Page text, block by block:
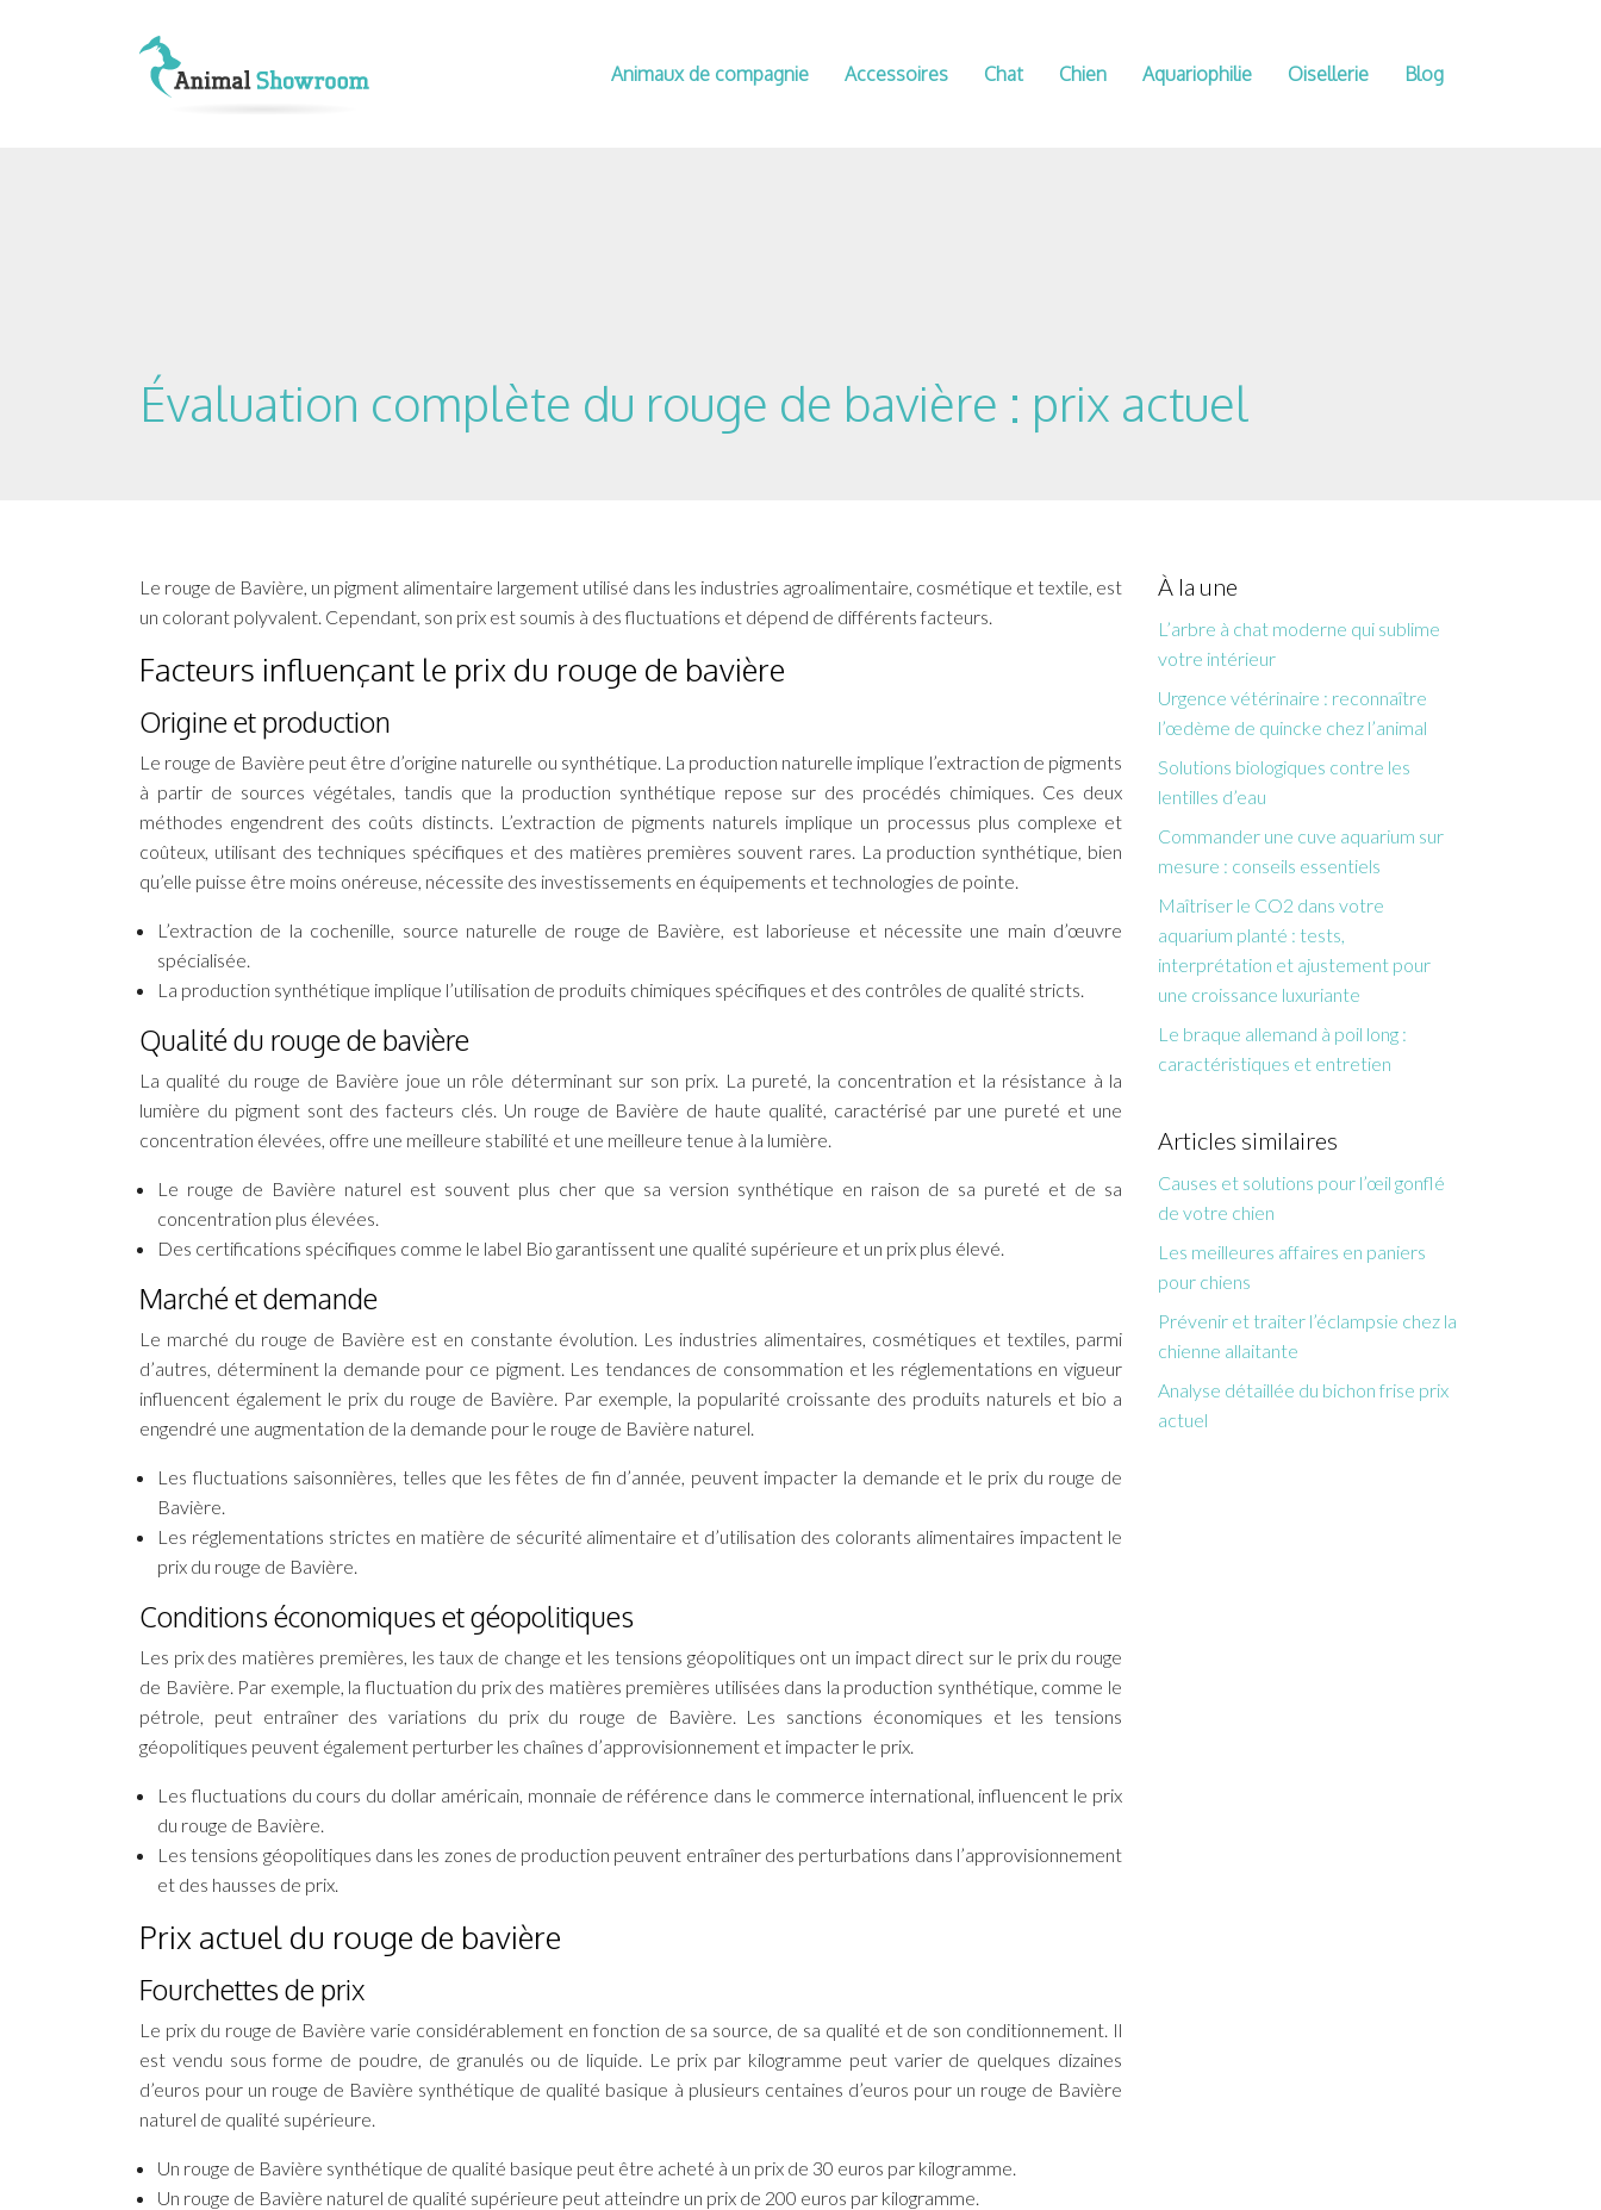
Animaux de compagnie Accessoires Chat Chien Aquariophilie Oisellerie Blog
Évaluation complète du rouge de bavière : prix actuel
Le rouge de Bavière, un pigment alimentaire largement utilisé dans les industries agroalimentaire, cosmétique et textile, est
un colorant polyvalent. Cependant, son prix est soumis à des fluctuations et dépend de différents facteurs.
Facteurs influençant le prix du rouge de bavière
Origine et production
Le rouge de Bavière peut être d’origine naturelle ou synthétique. La production naturelle implique l’extraction de pigments
à partir de sources végétales, tandis que la production synthétique repose sur des procédés chimiques. Ces deux
méthodes engendrent des coûts distincts. L’extraction de pigments naturels implique un processus plus complexe et
coûteux, utilisant des techniques spécifiques et des matières premières souvent rares. La production synthétique, bien
qu’elle puisse être moins onéreuse, nécessite des investissements en équipements et technologies de pointe.
L’extraction de la cochenille, source naturelle de rouge de Bavière, est laborieuse et nécessite une main d’œuvre
spécialisée.
La production synthétique implique l’utilisation de produits chimiques spécifiques et des contrôles de qualité stricts.
Qualité du rouge de bavière
La qualité du rouge de Bavière joue un rôle déterminant sur son prix. La pureté, la concentration et la résistance à la
lumière du pigment sont des facteurs clés. Un rouge de Bavière de haute qualité, caractérisé par une pureté et une
concentration élevées, offre une meilleure stabilité et une meilleure tenue à la lumière.
Le rouge de Bavière naturel est souvent plus cher que sa version synthétique en raison de sa pureté et de sa
concentration plus élevées.
Des certifications spécifiques comme le label Bio garantissent une qualité supérieure et un prix plus élevé.
Marché et demande
Le marché du rouge de Bavière est en constante évolution. Les industries alimentaires, cosmétiques et textiles, parmi
d’autres, déterminent la demande pour ce pigment. Les tendances de consommation et les réglementations en vigueur
influencent également le prix du rouge de Bavière. Par exemple, la popularité croissante des produits naturels et bio a
engendré une augmentation de la demande pour le rouge de Bavière naturel.
Les fluctuations saisonnières, telles que les fêtes de fin d’année, peuvent impacter la demande et le prix du rouge de
Bavière.
Les réglementations strictes en matière de sécurité alimentaire et d’utilisation des colorants alimentaires impactent le
prix du rouge de Bavière.
Conditions économiques et géopolitiques
Les prix des matières premières, les taux de change et les tensions géopolitiques ont un impact direct sur le prix du rouge
de Bavière. Par exemple, la fluctuation du prix des matières premières utilisées dans la production synthétique, comme le
pétrole, peut entraîner des variations du prix du rouge de Bavière. Les sanctions économiques et les tensions
géopolitiques peuvent également perturber les chaînes d’approvisionnement et impacter le prix.
Les fluctuations du cours du dollar américain, monnaie de référence dans le commerce international, influencent le prix
du rouge de Bavière.
Les tensions géopolitiques dans les zones de production peuvent entraîner des perturbations dans l’approvisionnement
et des hausses de prix.
Prix actuel du rouge de bavière
Fourchettes de prix
Le prix du rouge de Bavière varie considérablement en fonction de sa source, de sa qualité et de son conditionnement. Il
est vendu sous forme de poudre, de granulés ou de liquide. Le prix par kilogramme peut varier de quelques dizaines
d’euros pour un rouge de Bavière synthétique de qualité basique à plusieurs centaines d’euros pour un rouge de Bavière
naturel de qualité supérieure.
Un rouge de Bavière synthétique de qualité basique peut être acheté à un prix de 30 euros par kilogramme.
Un rouge de Bavière naturel de qualité supérieure peut atteindre un prix de 200 euros par kilogramme.
À la une
L’arbre à chat moderne qui sublime
votre intérieur
Urgence vétérinaire : reconnaître
l’œdème de quincke chez l’animal
Solutions biologiques contre les
lentilles d’eau
Commander une cuve aquarium sur
mesure : conseils essentiels
Maîtriser le CO2 dans votre
aquarium planté : tests,
interprétation et ajustement pour
une croissance luxuriante
Le braque allemand à poil long :
caractéristiques et entretien
Articles similaires
Causes et solutions pour l’œil gonflé
de votre chien
Les meilleures affaires en paniers
pour chiens
Prévenir et traiter l’éclampsie chez la
chienne allaitante
Analyse détaillée du bichon frise prix
actuel